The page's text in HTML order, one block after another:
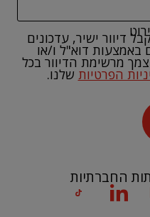
דיוור ישיר, עדכונים
באמצעות דוא"ל ו/או
מרשימת הדיוור בכל
הפרטיות שלנו.
החברתיות